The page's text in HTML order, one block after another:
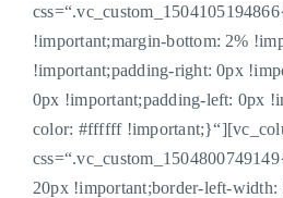
!important;margin-bottom: 2%
!important;padding-right: 0px
0px !important;padding-left: 0px
color: #ffffff
20px !important;border-left-width: